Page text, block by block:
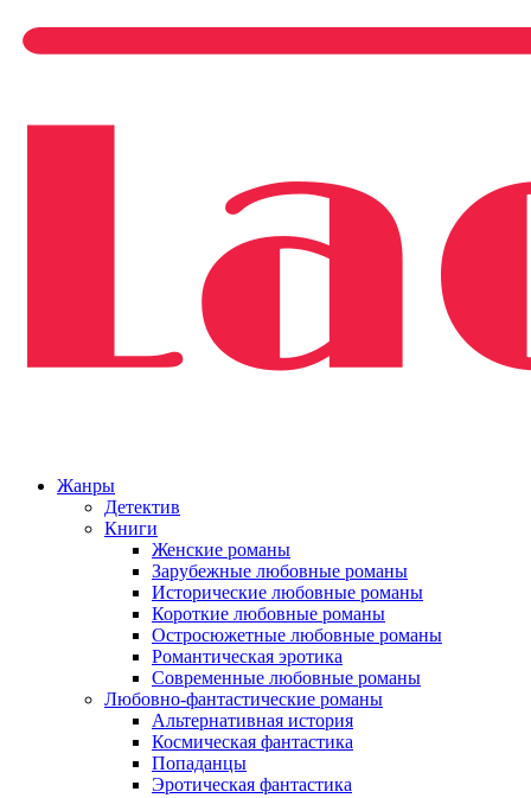
Жанры
Детектив
Книги
Женские романы
Зарубежные любовные романы
Исторические любовные романы
Короткие любовные романы
Остросюжетные любовные романы
Романтическая эротика
Современные любовные романы
Любовно-фантастические романы
Альтернативная история
Космическая фантастика
Попаданцы
Эротическая фантастика